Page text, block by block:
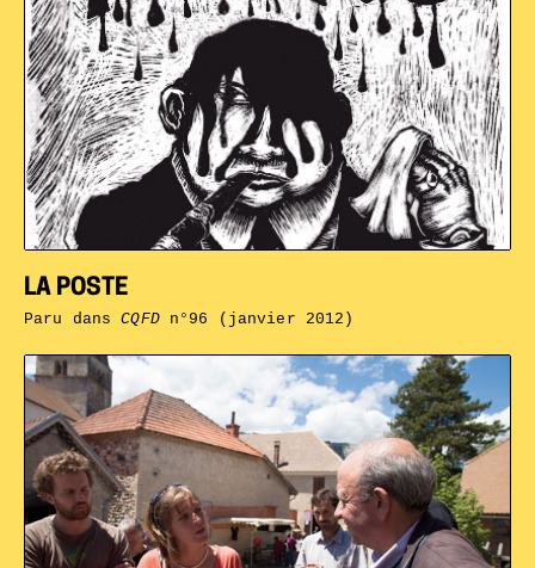
LA POSTE
Paru dansCQFDn°96 (janvier 2012)